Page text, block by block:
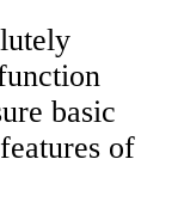
basic
of